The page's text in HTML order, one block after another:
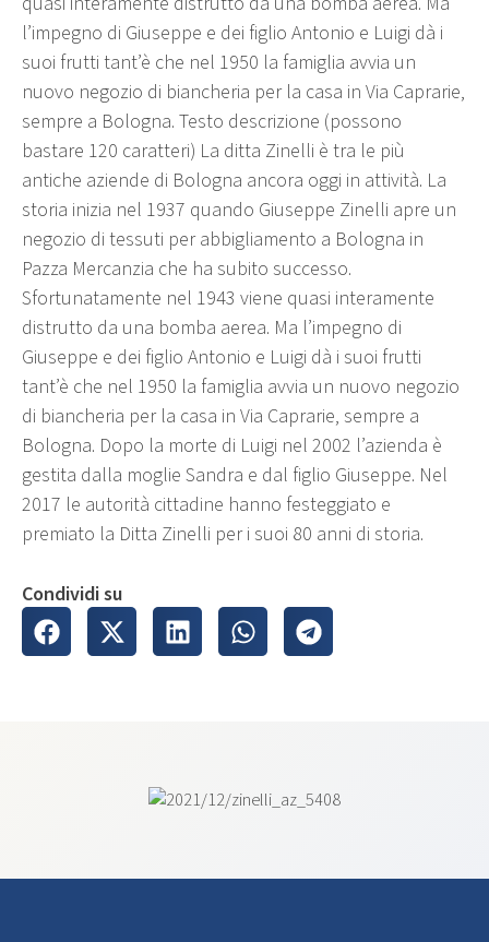
l’impegno di Giuseppe e dei figlio Antonio e Luigi dà i
suoi frutti tant’è che nel 1950 la famiglia avvia un
nuovo negozio di biancheria per la casa in Via Caprarie,
sempre a Bologna. Testo descrizione (possono
bastare 120 caratteri) La ditta Zinelli è tra le più
antiche aziende di Bologna ancora oggi in attività. La
storia inizia nel 1937 quando Giuseppe Zinelli apre un
negozio di tessuti per abbigliamento a Bologna in
Pazza Mercanzia che ha subito successo.
Sfortunatamente nel 1943 viene quasi interamente
distrutto da una bomba aerea. Ma l’impegno di
Giuseppe e dei figlio Antonio e Luigi dà i suoi frutti
tant’è che nel 1950 la famiglia avvia un nuovo negozio
di biancheria per la casa in Via Caprarie, sempre a
Bologna. Dopo la morte di Luigi nel 2002 l’azienda è
gestita dalla moglie Sandra e dal figlio Giuseppe. Nel
2017 le autorità cittadine hanno festeggiato e
premiato la Ditta Zinelli per i suoi 80 anni di storia.
Condividi su